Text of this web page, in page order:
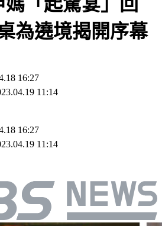
媽「起駕宴」回
為遶境揭開序幕
16:27
16:27